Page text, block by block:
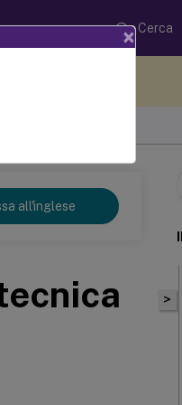
Cerca
all'inglese
>
×